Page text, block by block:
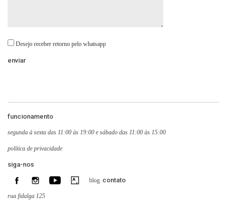
Desejo receber retorno pelo whatsapp
funcionamento
segunda à sexta das 11:00 às 19:00 e sábado das 11:00 às 15:00
política de privacidade
siga-nos
blog contato
rua fidalga 125